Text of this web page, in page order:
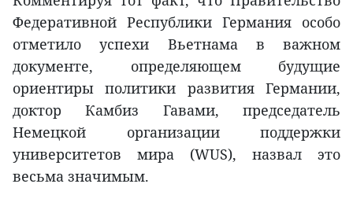
Федеративной Республики Германия особо
отметило успехи Вьетнама в важном
документе, определяющем будущие
ориентиры политики развития Германии,
доктор Камбиз Гавами, председатель
Немецкой организации поддержки
университетов мира (WUS), назвал это
весьма значимым.